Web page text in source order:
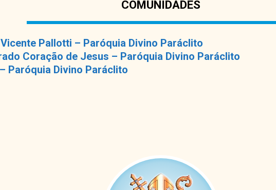
COMUNIDADES
Pallotti – Paróquia Divino Paráclito
Coração de Jesus – Paróquia Divino Paráclito
Paróquia Divino Paráclito